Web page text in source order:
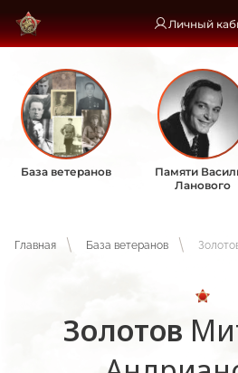
Личный
База ветеранов
Памяти
Ланового
Главная База ветеранов
Золотов